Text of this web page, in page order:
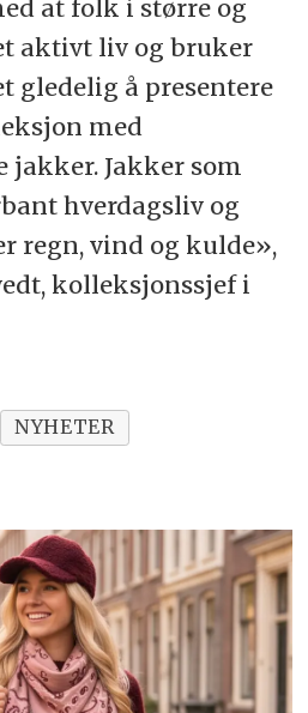
at folk i større og
aktivt liv og bruker
gledelig å presentere
med
Jakker som
hverdagsliv og
regn, vind og kulde»,
kolleksjonssjef i
NYHETER